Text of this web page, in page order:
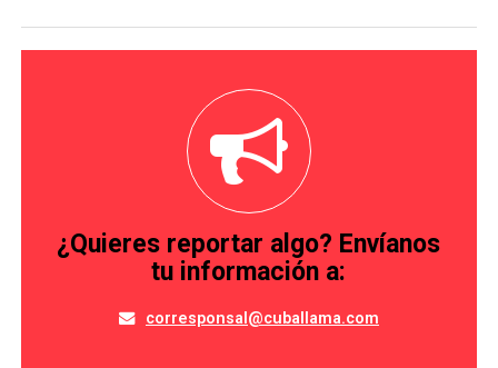
¿Quieres reportar algo? Envíanos
tu información a:
corresponsal@cuballama.com